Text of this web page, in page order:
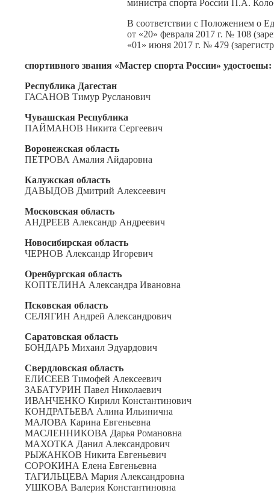
министра спорта России П.А.
В соответствии с Положением о
от «20» февраля 2017 г. № 108
«01» июня 2017 г. № 479
спортивного звания «Мастер спорта России» удостоены:
Республика Дагестан
ГАСАНОВ Тимур Русланович
Чувашская Республика
ПАЙМАНОВ Никита Сергеевич
Воронежская область
ПЕТРОВА Амалия Айдаровна
Калужская область
ДАВЫДОВ Дмитрий Алексеевич
Московская область
АНДРЕЕВ Александр Андреевич
Новосибирская область
ЧЕРНОВ Александр Игоревич
Оренбургская область
КОПТЕЛИНА Александра Ивановна
Псковская область
СЕЛЯГИН Андрей Александрович
Саратовская область
БОНДАРЬ Михаил Эдуардович
Свердловская область
ЕЛИСЕЕВ Тимофей Алексеевич
ЗАБАТУРИН Павел Николаевич
ИВАНЧЕНКО Кирилл Константинович
КОНДРАТЬЕВА Алина Ильинична
МАЛОВА Карина Евгеньевна
МАСЛЕННИКОВА Дарья Романовна
МАХОТКА Данил Александрович
РЫЖАНКОВ Никита Евгеньевич
СОРОКИНА Елена Евгеньевна
ТАГИЛЬЦЕВА Мария Александровна
УШКОВА Валерия Константиновна